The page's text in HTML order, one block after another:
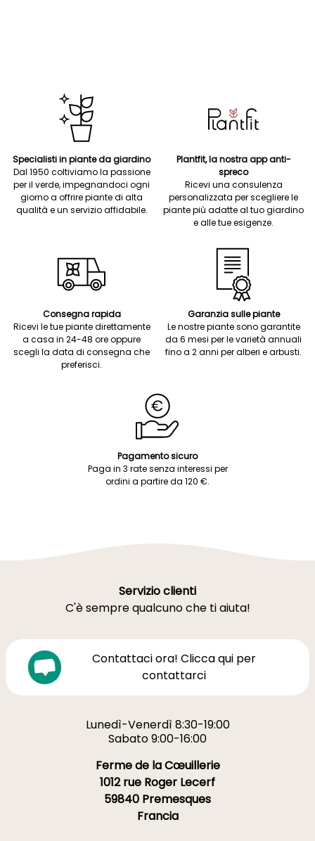
Specialisti in piante da giardino
Dal 1950 coltiviamo la passione
per il verde, impegnandoci ogni
giorno a offrire piante di alta
qualità e un servizio affidabile.
Plantfit, la nostra app anti-
spreco
Ricevi una consulenza
personalizzata per scegliere le
piante più adatte al tuo giardino
e alle tue esigenze.
Consegna rapida
Ricevi le tue piante direttamente
a casa in 24-48 ore oppure
scegli la data di consegna che
preferisci.
Garanzia sulle piante
Le nostre piante sono garantite
da 6 mesi per le varietà annuali
fino a 2 anni per alberi e arbusti.
Pagamento sicuro
Paga in 3 rate senza interessi per
ordini a partire da 120 €.
Servizio clienti
C'è sempre qualcuno che ti aiuta!
Contattaci ora! Clicca qui per
contattarci
Lunedì-Venerdì 8:30-19:00
Sabato 9:00-16:00
Ferme de la Cœuillerie
1012 rue Roger Lecerf
59840 Premesques
Francia